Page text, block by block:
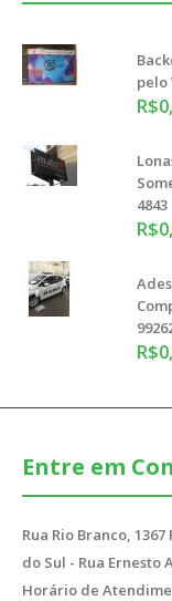
pelo
4843
Entre em
Rua Rio Branco,
do Sul - Rua Ernesto
Horário de